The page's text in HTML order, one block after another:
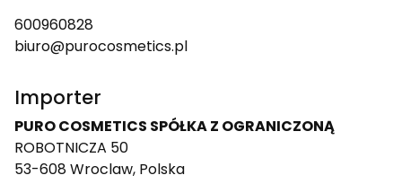
600960828
biuro@purocosmetics.pl
Importer
PURO COSMETICS SPÓŁKA Z OGRANICZONĄ
ROBOTNICZA 50
53-608 Wroclaw, Polska